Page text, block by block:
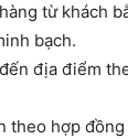
từ khách
bạch.
địa điểm
theo hợp